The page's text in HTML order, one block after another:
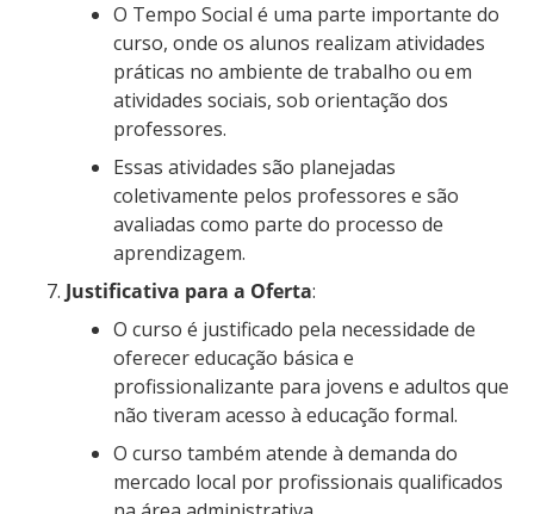
O Tempo Social é uma parte importante do
curso, onde os alunos realizam atividades
práticas no ambiente de trabalho ou em
atividades sociais, sob orientação dos
professores.
Essas atividades são planejadas
coletivamente pelos professores e são
avaliadas como parte do processo de
aprendizagem.
Justificativa para a Oferta:
O curso é justificado pela necessidade de
oferecer educação básica e
profissionalizante para jovens e adultos que
não tiveram acesso à educação formal.
O curso também atende à demanda do
mercado local por profissionais qualificados